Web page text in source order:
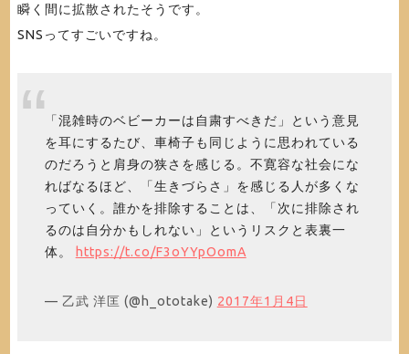
瞬く間に拡散されたそうです。
SNSってすごいですね。
「混雑時のベビーカーは自粛すべきだ」という意見
を耳にするたび、車椅子も同じように思われている
のだろうと肩身の狭さを感じる。不寛容な社会にな
ればなるほど、「生きづらさ」を感じる人が多くな
っていく。誰かを排除することは、「次に排除され
るのは自分かもしれない」というリスクと表裏一
体。
https://t.co/F3oYYpOomA
— 乙武 洋匡 (@h_ototake) 2017年1月4日